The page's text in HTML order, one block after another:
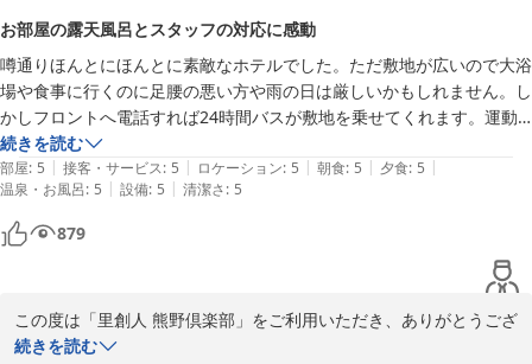
夜の星空観測会では、季節によって見える星座も変わりますので、
ぜひまたご家族で訪れていただき、異なる夜空の美しさを堪能して
いただければ幸いです。
この度は貴重なご感想をお寄せいただき、誠にありがとうございま
した。
またのお越しをスタッフ一同、心よりお待ち申し上げております。
里創人 熊野倶楽部
お部屋の露天風呂とスタッフの対応に感動
噂通りほんとにほんとに素敵なホテルでした。ただ敷地が広いので大浴
場や食事に行くのに足腰の悪い方や雨の日は厳しいかもしれません。し
かしフロントへ電話すれば24時間バスが敷地を乗せてくれます。運動
不足な私は結構汗かきました。でもお部屋の露天風呂に何回も入り優雅
な時間でした。客室露天風呂って若い頃はなんとも思わなかったのに今
回ので凄く気にいりました。ご飯も美味しいし、生搾りオレンジも最高
に甘くてびっくり！お酒の種類も満足すぎです！そしてなによりスタッ
フの方がすぐ気がつく本当に素敵な対応で気持ち良かったです。夜には
ラウンジでジャズ生演奏もあり、外では星やランタンが輝き素敵でし
た。主人の誕生日で伺いましたがなんとお部屋入ったらお花のプレゼン
トあり嬉しかったです。子供が小さいときは遊園地ばかりで立地と清潔
さぐらいしか気にしてませんでした。ホテルは寝るだけと思っていたの
続きを読む
部屋: 5 | 接客・サービス: 5 | ロケーション: 5 | 朝食: 5 | 夕食: 5 |
温泉・お風呂: 5 | 設備: 5 | 清潔さ: 5
879
この度は「里創人 熊野倶楽部」をご利用いただき、ありがとうござ
います。
続きを読む